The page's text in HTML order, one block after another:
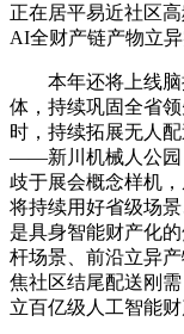
正在居平易近社区
AI全财产链产物立异
本年还将上线脑
体，持续巩固全省
时，持续拓展无人
——新川机械人公园
歧于展会概念样机
将持续用好省级场
是具身智能财产化
杆场景、前沿立异
焦社区结尾配送刚
立百亿级人工智能财